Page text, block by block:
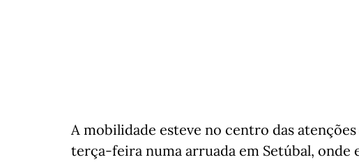
A mobilidade esteve no centro das
terça-feira numa arruada em Setúbal, onde